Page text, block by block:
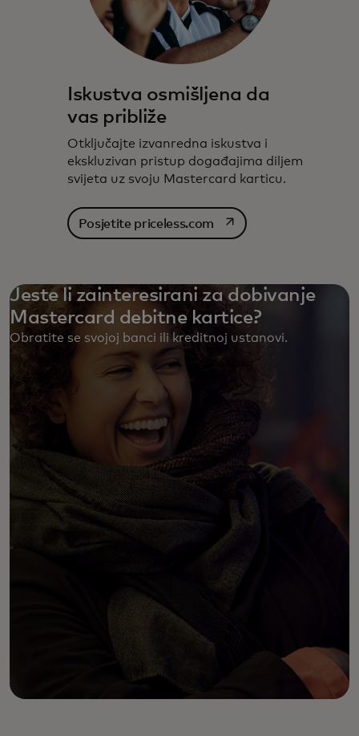
Iskustva osmišljena da
vas približe
Otključajte izvanredna iskustva i
ekskluzivan pristup događajima diljem
svijeta uz svoju Mastercard karticu.
Posjetite priceless.com opens in a new tab
Jeste li zainteresirani za dobivanje
Mastercard debitne kartice?
Obratite se svojoj banci ili kreditnoj ustanovi. ‎